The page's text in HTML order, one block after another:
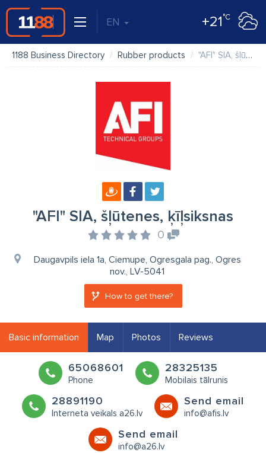
EN +21°C
1188 Business Directory Rubber products "AFI" SIA, šļūtenes, ķīļsiksnas
"AFI" SIA, šļūtenes, ķīļsiksnas
0
Daugavpils iela 1a, Ciemupe, Ogresgala pag., Ogres
nov., LV-5041
How to get there?
Basic information Map Photos Reviews
65068601
Phone
28325135
Mobilais tālrunis
28891190
Interneta veikals a26.lv
Send email
info@afis.lv
Send email
info@a26.lv